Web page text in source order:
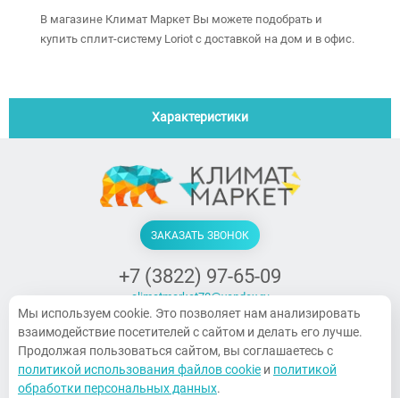
В магазине Климат Маркет Вы можете подобрать и
купить сплит-систему Loriot с доставкой на дом и в офис.
Характеристики
ЗАКАЗАТЬ ЗВОНОК
+7 (3822) 97-65-09
climatmarket70@yandex.ru
г. Томск, Украинская, 15
ПН-ПТ. 9:00-18:00, СБ 10:00-14:00,
Воскресенье — выходной
Мы используем cookie. Это позволяет нам анализировать
взаимодействие посетителей с сайтом и делать его лучше.
Продолжая пользоваться сайтом, вы соглашаетесь с
политикой использования файлов cookie и политикой
обработки персональных данных.